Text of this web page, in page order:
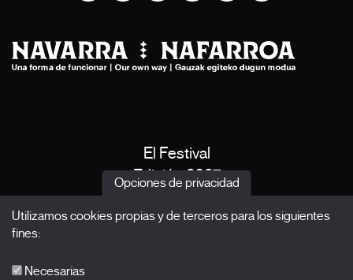
El Festival
Edición 2027
Acreditaciones
Opciones de privacidad
Utilizamos cookies propias y de terceros para los siguientes
fines:
Necesarias